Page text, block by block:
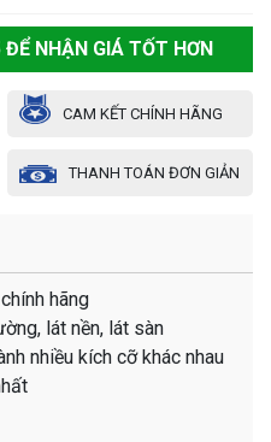
NHẬN GIÁ TỐT HƠN
CAM KẾT CHÍNH HÃNG
THANH TOÁN ĐƠN GIẢN
hãng
lát nền, lát sàn
nhiều kích cỡ khác nhau